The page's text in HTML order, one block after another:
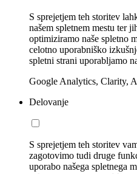
S sprejetjem teh storitev
našem spletnem mestu ter
optimiziramo naše spletno
celotno uporabniško
spletni strani uporabljamo
Google Analytics, Clarity,
Delovanje
S sprejetjem teh storitev
zagotovimo tudi druge
uporabo našega spletnega